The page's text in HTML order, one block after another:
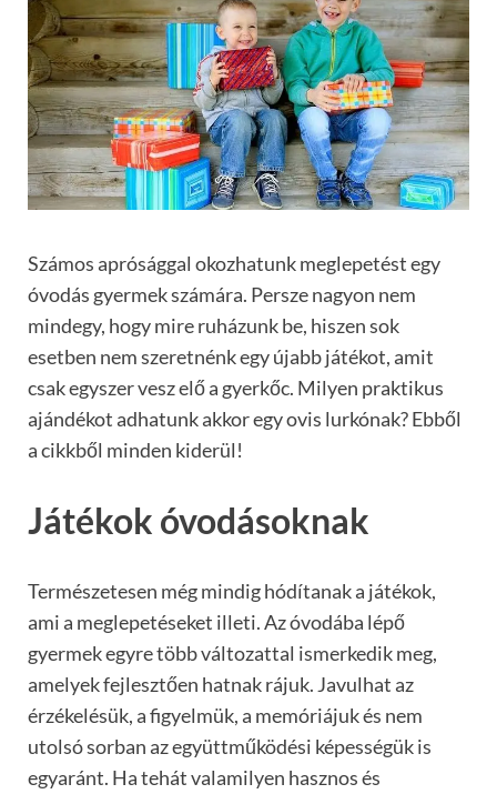
Számos aprósággal okozhatunk meglepetést egy
óvodás gyermek számára. Persze nagyon nem
mindegy, hogy mire ruházunk be, hiszen sok
esetben nem szeretnénk egy újabb játékot, amit
csak egyszer vesz elő a gyerkőc. Milyen praktikus
ajándékot adhatunk akkor egy ovis lurkónak? Ebből
a cikkből minden kiderül!
Játékok óvodásoknak
Természetesen még mindig hódítanak a játékok,
ami a meglepetéseket illeti. Az óvodába lépő
gyermek egyre több változattal ismerkedik meg,
amelyek fejlesztően hatnak rájuk. Javulhat az
érzékelésük, a figyelmük, a memóriájuk és nem
utolsó sorban az együttműködési képességük is
egyaránt. Ha tehát valamilyen hasznos és